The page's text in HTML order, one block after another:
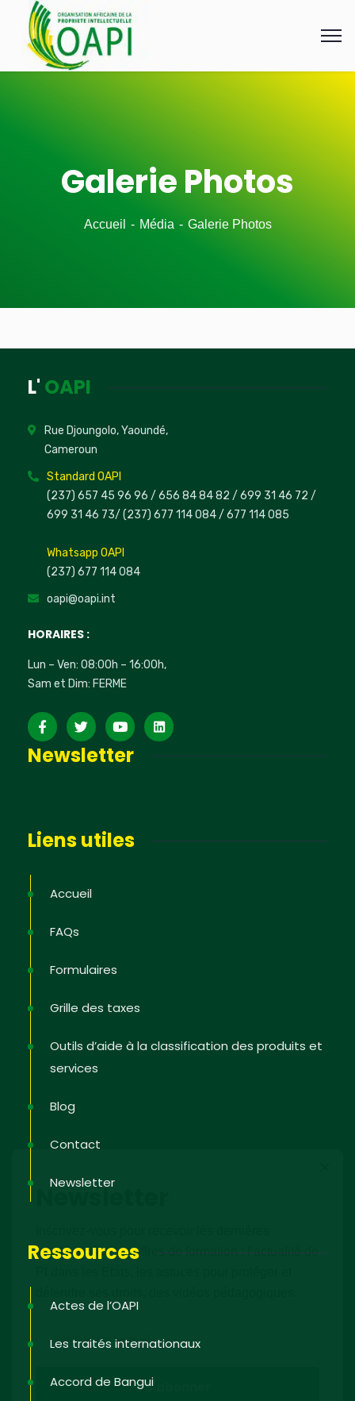
Galerie Photos
Accueil Média Galerie Photos
L' OAPI
Rue Djoungolo, Yaoundé,
Cameroun
Standard OAPI
(237) 657 45 96 96 / 656 84 84 82 / 699 31 46 72 /
699 31 46 73/ (237) 677 114 084 / 677 114 085
Whatsapp OAPI
(237) 677 114 084
oapi@oapi.int
HORAIRES :
Lun – Ven: 08:00h – 16:00h,
Sam et Dim: FERME
Newsletter
Liens utiles
Accueil
FAQs
Formulaires
Grille des taxes
Outils d’aide à la classification des produits et
services
Blog
Contact
Newsletter
Ressources
Actes de l’OAPI
Les traités internationaux
Accord de Bangui
Newsletter
informations ; les offres de formation ; l’actualité de